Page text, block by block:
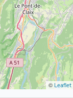
© Leaflet